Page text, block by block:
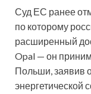
Суд ЕС ранее
по которому
расширенный
Opal — он
Польши, заявив
энергетической